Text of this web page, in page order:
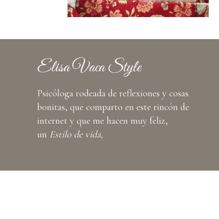
Elisa Vaca Style
Psicóloga rodeada de reflexiones y cosas
bonitas, que comparto en este rincón de
internet y que me hacen muy feliz,
un Estilo de vida,